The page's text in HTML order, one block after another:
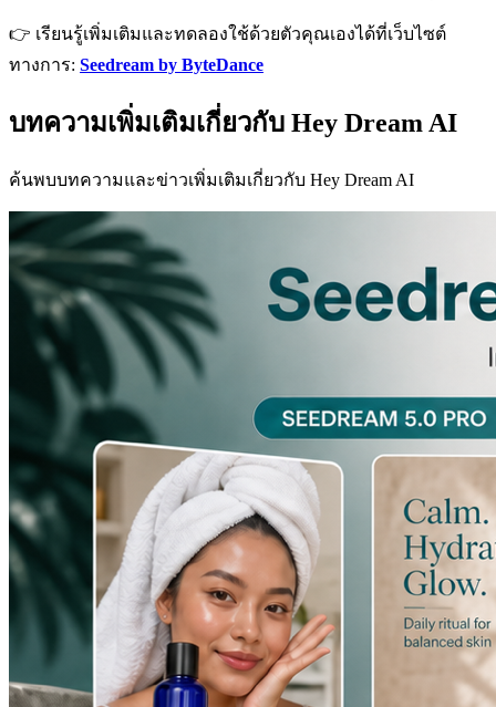
👉 เรียนรู้เพิ่มเติมและทดลองใช้ด้วยตัวคุณเองได้ที่เว็บไซต์
ทางการ: Seedream by ByteDance
บทความเพิ่มเติมเกี่ยวกับ Hey Dream AI
ค้นพบบทความและข่าวเพิ่มเติมเกี่ยวกับ Hey Dream AI